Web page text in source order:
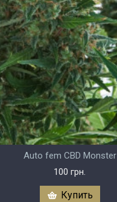
Auto fem CBD Monster
100 грн.
Купить